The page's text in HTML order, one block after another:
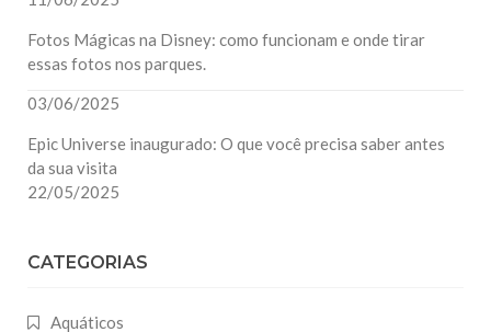
Fotos Mágicas na Disney: como funcionam e onde tirar
essas fotos nos parques.
03/06/2025
Epic Universe inaugurado: O que você precisa saber antes
da sua visita
22/05/2025
CATEGORIAS
Aquáticos